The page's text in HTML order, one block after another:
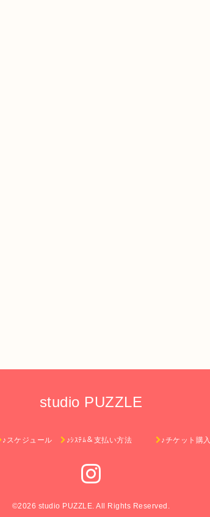
studio PUZZLE
♪スケジュール ♪ｼｽﾃﾑ＆支払い方法 ♪チケット購入
©2026 studio PUZZLE. All Rights Reserved.